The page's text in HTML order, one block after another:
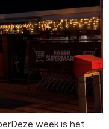
week is het